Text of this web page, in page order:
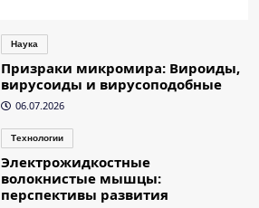
Наука
Призраки микромира: Вироиды,
вирусоиды и вирусоподобные
06.07.2026
Технологии
Электрожидкостные
волокнистые мышцы:
перспективы развития